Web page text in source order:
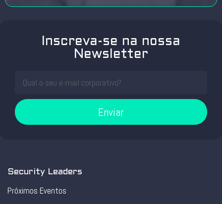
Inscreva-se na nossa
Newsletter
Enviar
Security Leaders
Próximos Eventos